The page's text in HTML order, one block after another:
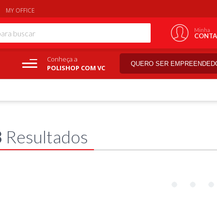
MY OFFICE
Minha
CONTA
Conheça a
POLISHOP COM VC
QUERO SER
Resultados